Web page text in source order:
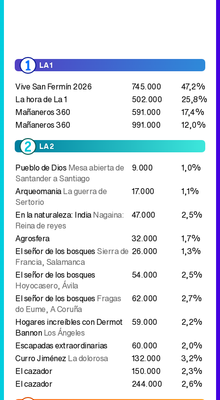
Mañaneros 360
991.000 12,0%
Pueblo de Dios
Santander a Santiago
9.000
1,0%
ArqueomaniaLa guerra de
17.000
1,1%
En la naturaleza: India
Reina de reyes
Agrosfera
32.000
1,7%
El señor de los bosques
Francia, Salamanca
El señor de los bosques
Hoyocasero, Ávila
El señor de los bosques
do Eume, A Coruña
Hogares increíbles con Dermot
BannonLos Ángeles
59.000
2,2%
Escapadas extraordinarias
60.000
2,0%
Curro JiménezLa dolorosa
El cazador
150.000
2,3%
El cazador
244.000 2,6%
ANTENA 3
Espejo público verano 308.000
11,2%
Cocina abierta de Karlos
ArguiñanoBrócoli con vinagreta
839.000 15,3%